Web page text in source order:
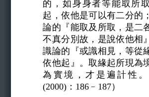
的，如身身者等能取所
起，依他是可以有二分的
論的『能取及所取，是二
不真分別故，是說依他相
識論的『或識相見，等從
依他起』。取緣起所現為
為實境，才是遍計性
(2000)：186﹣187）